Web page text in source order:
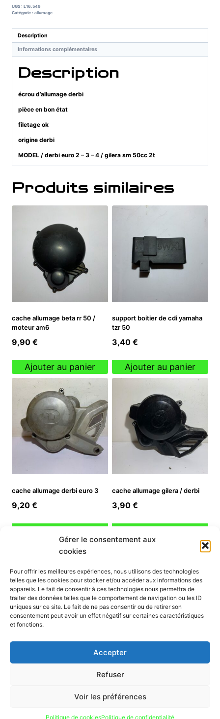
Gérer le consentement aux
cookies
Pour offrir les meilleures expériences, nous utilisons des technologies
telles que les cookies pour stocker et/ou accéder aux informations des
appareils. Le fait de consentir à ces technologies nous permettra de
traiter des données telles que le comportement de navigation ou les ID
uniques sur ce site. Le fait de ne pas consentir ou de retirer son
consentement peut avoir un effet négatif sur certaines caractéristiques
et fonctions.
Accepter
Refuser
Voir les préférences
Politique de cookiesPolitique de confidentialité
d'allumage
derbi
UGS : L16.549
Catégorie : allumage
Description
Informations complémentaires
Description
écrou d’allumage derbi
pièce en bon état
filetage ok
origine derbi
MODEL / derbi euro 2 – 3 – 4 / gilera sm 50cc 2t
Produits similaires
cache allumage beta rr 50 /
moteur am6
9,90 €
Ajouter au panier
support boitier de cdi yamaha
tzr 50
3,40 €
Ajouter au panier
cache allumage derbi euro 3
9,20 €
cache allumage gilera / derbi
3,90 €
INFORMATION
Mon compte
Nous contacter
Mode paiement
Nos services
Politique de confidentialité
Politique de cookies (UE)